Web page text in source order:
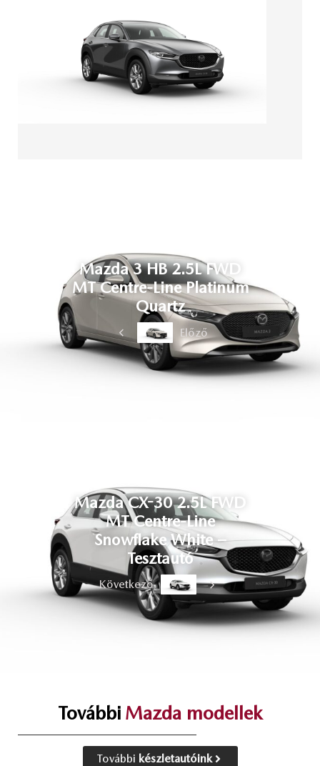
Előző
Mazda 3 HB 2.5L FWD
MT Centre-Line Platinum
Quartz
Következő
Mazda CX-30 2.5L FWD
MT Centre-Line
Snowflake White –
Tesztautó
További Mazda modellek
További készletautóink